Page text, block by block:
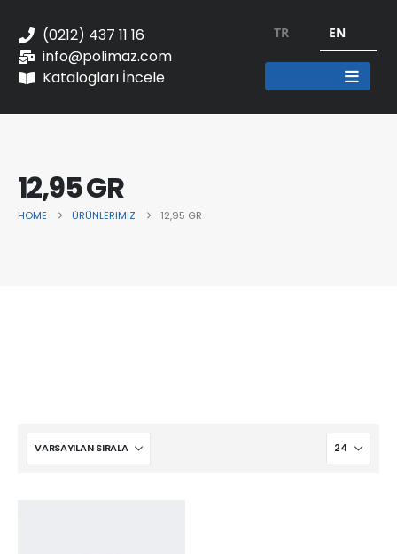
(0212) 437 11 16
info@polimaz.com
Katalogları İncele
TR EN
12,95 GR
HOME ÜRÜNLERIMIZ 12,95 GR